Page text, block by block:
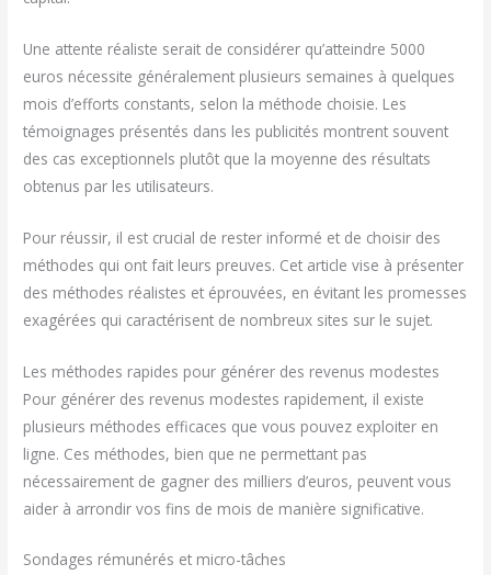
Une attente réaliste serait de considérer qu’atteindre 5000
euros nécessite généralement plusieurs semaines à quelques
mois d’efforts constants, selon la méthode choisie. Les
témoignages présentés dans les publicités montrent souvent
des cas exceptionnels plutôt que la moyenne des résultats
obtenus par les utilisateurs.
Pour réussir, il est crucial de rester informé et de choisir des
méthodes qui ont fait leurs preuves. Cet article vise à présenter
des méthodes réalistes et éprouvées, en évitant les promesses
exagérées qui caractérisent de nombreux sites sur le sujet.
Les méthodes rapides pour générer des revenus modestes
Pour générer des revenus modestes rapidement, il existe
plusieurs méthodes efficaces que vous pouvez exploiter en
ligne. Ces méthodes, bien que ne permettant pas
nécessairement de gagner des milliers d’euros, peuvent vous
aider à arrondir vos fins de mois de manière significative.
Sondages rémunérés et micro-tâches